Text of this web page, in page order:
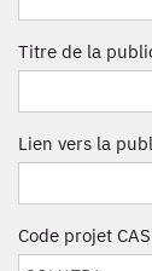
Titre de la
Lien vers la
Code projet